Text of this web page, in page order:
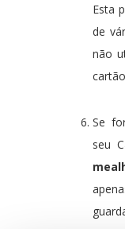
Esta
de
não
Se
seu